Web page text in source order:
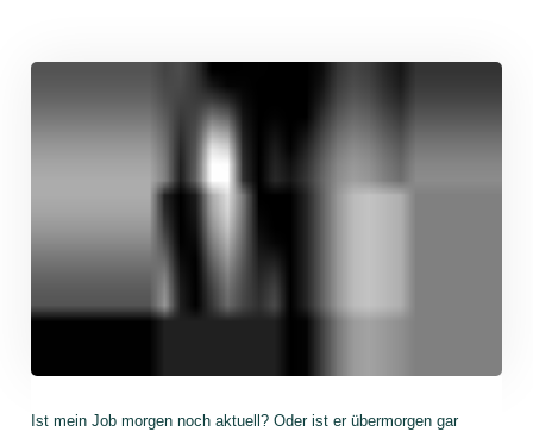
Ist mein Job morgen noch aktuell? Oder ist er übermorgen gar